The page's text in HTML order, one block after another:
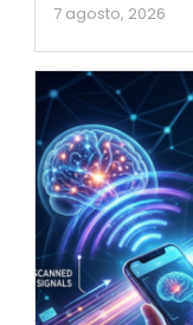
7 agosto, 2026